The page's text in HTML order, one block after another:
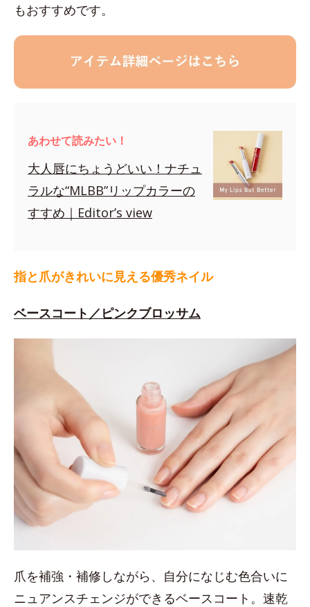
もおすすめです。
あわせて読みたい！
大人唇にちょうどいい！ナチュ
ラルな“MLBB”リップカラーの
すすめ｜Editor’s view
指と爪がきれいに見える優秀ネイル
ベースコート／ピンクブロッサム
爪を補強・補修しながら、自分になじむ色合いに
ニュアンスチェンジができるベースコート。速乾